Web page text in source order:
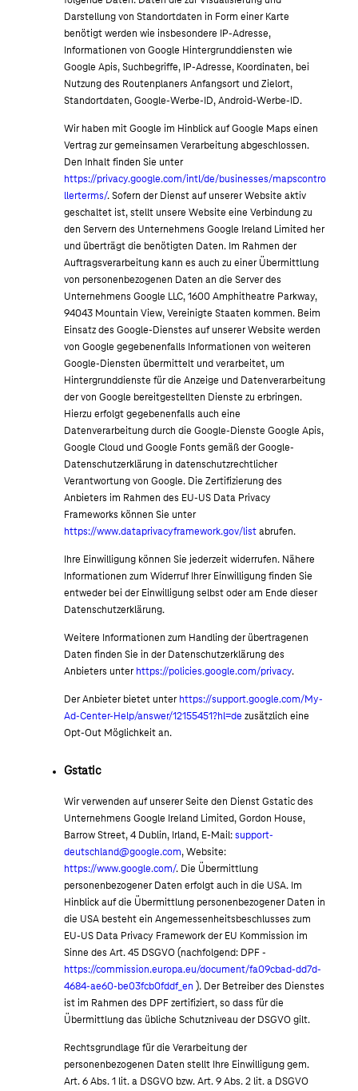
Darstellung von Standortdaten in Form einer Karte
benötigt werden wie insbesondere IP-Adresse,
Informationen von Google Hintergrunddiensten wie
Google Apis, Suchbegriffe, IP-Adresse, Koordinaten, bei
Nutzung des Routenplaners Anfangsort und Zielort,
Standortdaten, Google-Werbe-ID, Android-Werbe-ID.
Wir haben mit Google im Hinblick auf Google Maps einen
Vertrag zur gemeinsamen Verarbeitung abgeschlossen.
Den Inhalt finden Sie unter
https://privacy.google.com/intl/de/businesses/mapscontro
llerterms/. Sofern der Dienst auf unserer Website aktiv
geschaltet ist, stellt unsere Website eine Verbindung zu
den Servern des Unternehmens Google Ireland Limited her
und überträgt die benötigten Daten. Im Rahmen der
Auftragsverarbeitung kann es auch zu einer Übermittlung
von personenbezogenen Daten an die Server des
Unternehmens Google LLC, 1600 Amphitheatre Parkway,
94043 Mountain View, Vereinigte Staaten kommen. Beim
Einsatz des Google-Dienstes auf unserer Website werden
von Google gegebenenfalls Informationen von weiteren
Google-Diensten übermittelt und verarbeitet, um
Hintergrunddienste für die Anzeige und Datenverarbeitung
der von Google bereitgestellten Dienste zu erbringen.
Hierzu erfolgt gegebenenfalls auch eine
Datenverarbeitung durch die Google-Dienste Google Apis,
Google Cloud und Google Fonts gemäß der Google-
Datenschutzerklärung in datenschutzrechtlicher
Verantwortung von Google. Die Zertifizierung des
Anbieters im Rahmen des EU-US Data Privacy
Frameworks können Sie unter
https://www.dataprivacyframework.gov/list abrufen.
Ihre Einwilligung können Sie jederzeit widerrufen. Nähere
Informationen zum Widerruf Ihrer Einwilligung finden Sie
entweder bei der Einwilligung selbst oder am Ende dieser
Datenschutzerklärung.
Weitere Informationen zum Handling der übertragenen
Daten finden Sie in der Datenschutzerklärung des
Anbieters unter https://policies.google.com/privacy.
Der Anbieter bietet unter https://support.google.com/My-
Ad-Center-Help/answer/12155451?hl=de zusätzlich eine
Opt-Out Möglichkeit an.
Gstatic
Wir verwenden auf unserer Seite den Dienst Gstatic des
Unternehmens Google Ireland Limited, Gordon House,
Barrow Street, 4 Dublin, Irland, E-Mail: support-
deutschland@google.com, Website:
https://www.google.com/. Die Übermittlung
personenbezogener Daten erfolgt auch in die USA. Im
Hinblick auf die Übermittlung personenbezogener Daten in
die USA besteht ein Angemessenheitsbeschlusses zum
EU-US Data Privacy Framework der EU Kommission im
Sinne des Art. 45 DSGVO (nachfolgend: DPF -
https://commission.europa.eu/document/fa09cbad-dd7d-
4684-ae60-be03fcb0fddf_en ). Der Betreiber des Dienstes
ist im Rahmen des DPF zertifiziert, so dass für die
Übermittlung das übliche Schutzniveau der DSGVO gilt.
Rechtsgrundlage für die Verarbeitung der
personenbezogenen Daten stellt Ihre Einwilligung gem.
Art. 6 Abs. 1 lit. a DSGVO bzw. Art. 9 Abs. 2 lit. a DSGVO